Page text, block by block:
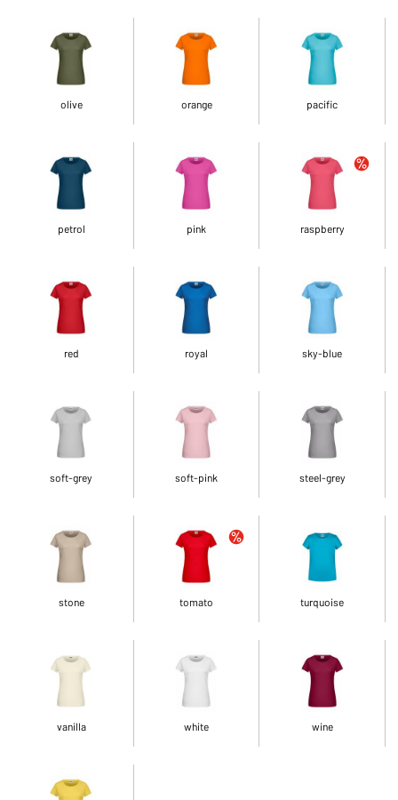
olive orange pacific
petrol pink raspberry
red royal sky-blue
soft-grey soft-pink steel-grey
stone tomato turquoise
vanilla white wine